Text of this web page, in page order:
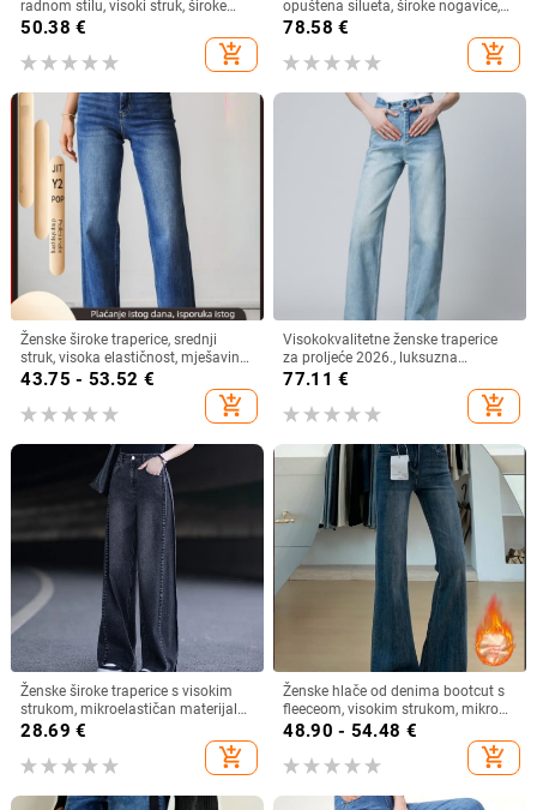
radnom stilu, visoki struk, široke
nogavice, više džepova, ležerni stil
50.38 €
add_shopping_cart
opuštena silueta, široke nogavice,
patch detalji, za žene
78.58 €
add_shopping_cart
Ženske široke traperice, srednji
struk, visoka elastičnost, mješavina
pamuka i poliestera, dugi
43.75 - 53.52 €
add_shopping_cart
Visokokvalitetne ženske traperice
za proljeće 2026., luksuzna
tekstura, premium denim, laskava
silueta, tri boje, visok struk, straight
kroj
77.11 €
add_shopping_cart
Ženske široke traperice s visokim
strukom, mikroelastičan materijal
(spandeks 30–50%), zimska 2025
28.69 €
add_shopping_cart
Ženske hlače od denima bootcut s
fleeceom, visokim strukom, mikro
flare, elastične
48.90 - 54.48 €
add_shopping_cart